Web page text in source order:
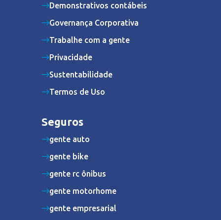
Demonstrativos contábeis
Governança Corporativa
Trabalhe com a gente
Privacidade
Sustentabilidade
Termos de Uso
Seguros
gente auto
gente bike
gente rc ônibus
gente motorhome
gente empresarial